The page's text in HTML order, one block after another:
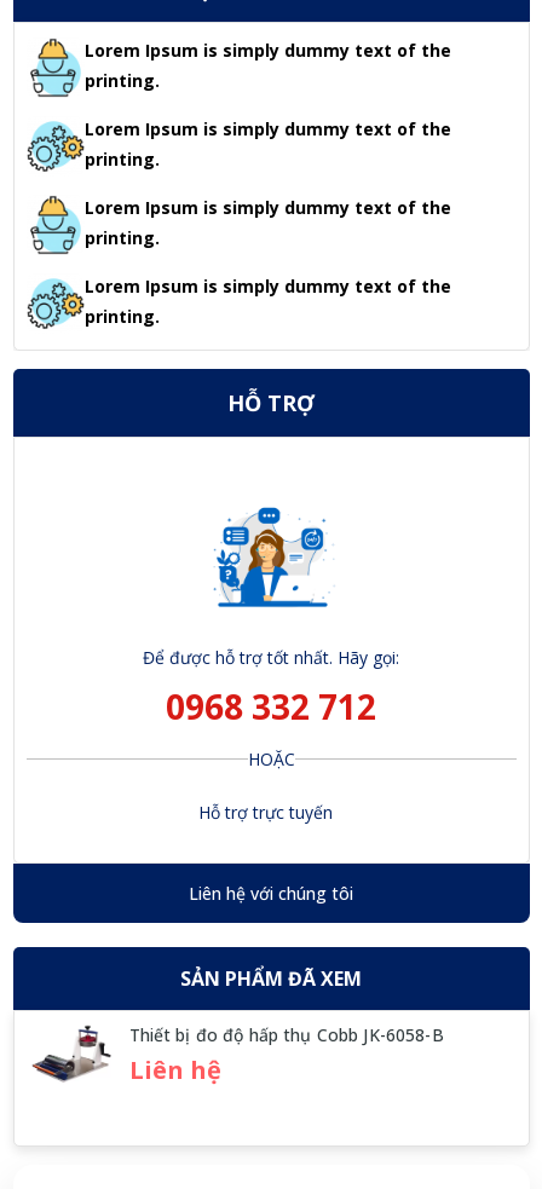
Lorem Ipsum is simply dummy text of the
printing.
Lorem Ipsum is simply dummy text of the
printing.
Lorem Ipsum is simply dummy text of the
printing.
Lorem Ipsum is simply dummy text of the
printing.
HỖ TRỢ
Để được hỗ trợ tốt nhất. Hãy gọi:
0968 332 712
HOẶC
Hỗ trợ trực tuyến
Liên hệ với chúng tôi
SẢN PHẨM ĐÃ XEM
Thiết bị đo độ hấp thụ Cobb JK-6058-B
Liên hệ